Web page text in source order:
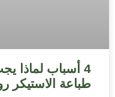
4 أسباب
طباعة الاستيكر